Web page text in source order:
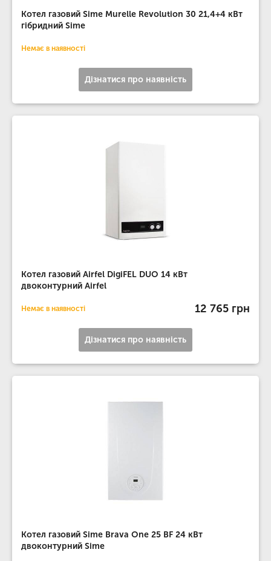
Котел газовий Sime Murelle Revolution 30 21,4+4 кВт
гібридний Sime
Немає в наявності
Дізнатися про наявність
Котел газовий Airfel DigiFEL DUO 14 кВт
двоконтурний Airfel
Немає в наявності 12 765 грн
Дізнатися про наявність
Котел газовий Sime Brava One 25 BF 24 кВт
двоконтурний Sime